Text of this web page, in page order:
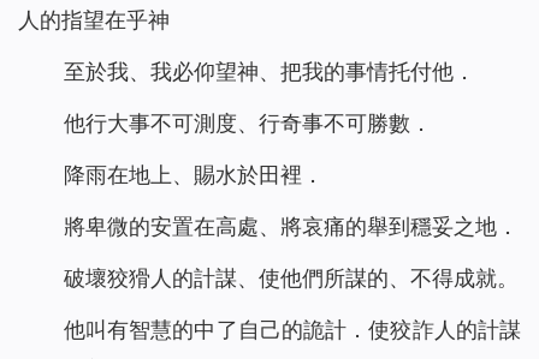
人的指望在乎神
至於我、我必仰望神、把我的事情托付他．
他行大事不可測度、行奇事不可勝數．
降雨在地上、賜水於田裡．
將卑微的安置在高處、將哀痛的舉到穩妥之地．
破壞狡猾人的計謀、使他們所謀的、不得成就。
他叫有智慧的中了自己的詭計．使狡詐人的計謀